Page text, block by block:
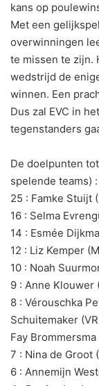
kans op
Met een
overwinningen
te missen te zijn.
wedstrijd de
winnen. Een
Dus zal EVC in
tegenstanders
De doelpunten
spelende teams) :
25 : Famke Stuijt
16 : Selma
14 : Esmée
12 : Liz Kemper
10 : Noah
9 : Anne Klouwer
8 : Vérouschka
Schuitemaker
Fay
7 : Nina de Groot
6 : Annemijn